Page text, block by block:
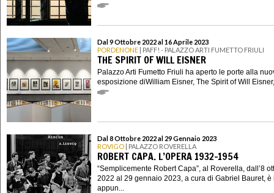
Dal 9 Ottobre 2022 al 16 Aprile 2023
PORDENONE | PAFF! - PALAZZO ARTI FUMETTO FRIULI
THE SPIRIT OF WILL EISNER
Palazzo Arti Fumetto Friuli ha aperto le porte alla
esposizione diWilliam Eisner, The Spirit of Will
Dal 8 Ottobre 2022 al 29 Gennaio 2023
ROVIGO | PALAZZO ROVERELLA
ROBERT CAPA. L’OPERA 1932-1954
“Semplicemente Robert Capa”, al Roverella, dall’8
2022 al 29 gennaio 2023, a cura di Gabriel Bauret, è
appun...